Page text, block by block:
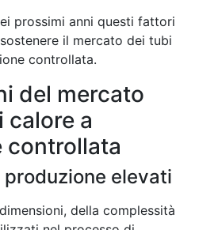
prossimi anni questi fattori
il mercato dei tubi
controllata.
del mercato
calore a
controllata
elevati
della complessità